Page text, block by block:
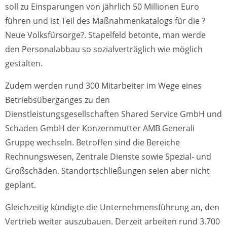
soll zu Einsparungen von jährlich 50 Millionen Euro
führen und ist Teil des Maßnahmenkatalogs für die ?
Neue Volksfürsorge?. Stapelfeld betonte, man werde
den Personalabbau so sozialverträglich wie möglich
gestalten.
Zudem werden rund 300 Mitarbeiter im Wege eines
Betriebsüberganges zu den
Dienstleistungsgesellschaften Shared Service GmbH und
Schaden GmbH der Konzernmutter AMB Generali
Gruppe wechseln. Betroffen sind die Bereiche
Rechnungswesen, Zentrale Dienste sowie Spezial- und
Großschäden. Standortschließungen seien aber nicht
geplant.
Gleichzeitig kündigte die Unternehmensführung an, den
Vertrieb weiter auszubauen. Derzeit arbeiten rund 3.700